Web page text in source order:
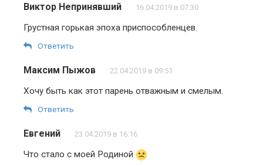
Виктор Непринявший 16.04.2019 в 07:30
Грустная горькая эпоха приспособленцев.
Ответить
Максим Пыжов 22.04.2019 в 09:51
Хочу быть как этот парень отважным и смелым.
Ответить
Евгений 23.04.2019 в 16:16
Что стало с моей Родиной